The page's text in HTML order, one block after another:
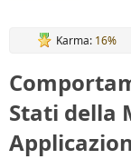
Karma: 16%
Stati della